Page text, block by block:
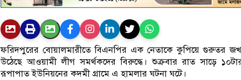
ফরিদপুরের বোয়ালমারীতে বিএনপির এক নেতাকে কুপিয়ে গুরুতর
উঠেছে আওয়ামী লীগ সমর্থকদের বিরুদ্ধে। শুক্রবার রাত সাড়ে
রূপাপাত ইউনিয়নের কদমী গ্রামে এ হামলার ঘটনা ঘটে।